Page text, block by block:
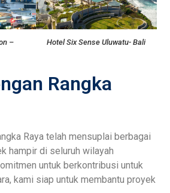
–
Hotel Six Sense Uluwatu- Bali
Rangka
Raya telah mensuplai berbagai
hampir di seluruh wilayah
untuk berkontribusi untuk
kami siap untuk membantu proyek